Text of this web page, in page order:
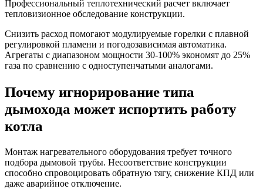
Профессиональный теплотехнический расчет включает
тепловизионное обследование конструкции.
Снизить расход помогают модулируемые горелки с плавной
регулировкой пламени и погодозависимая автоматика.
Агрегаты с диапазоном мощности 30-100% экономят до 25%
газа по сравнению с одноступенчатыми аналогами.
Почему игнорирование типа
дымохода может испортить работу
котла
Монтаж нагревательного оборудования требует точного
подбора дымовой трубы. Несоответствие конструкции
способно спровоцировать обратную тягу, снижение КПД или
даже аварийное отключение.